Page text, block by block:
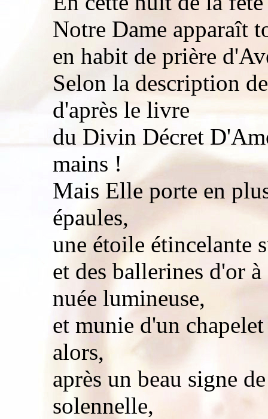
Notre Dame apparaît
en habit de prière
Selon la description
d'après le livre
du Divin Décret
mains !
Mais Elle porte en
épaules,
une étoile étincelante
et des ballerines d'or à
nuée lumineuse,
et munie d'un
alors,
après un beau signe
solennelle,